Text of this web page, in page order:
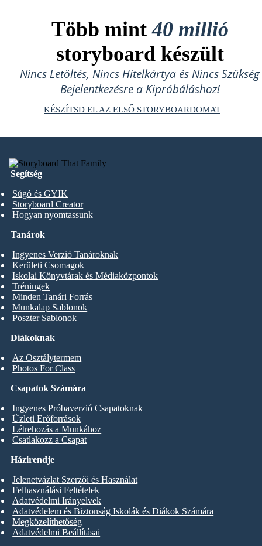
Több mint40 millió
storyboard készült
Nincs Letöltés, Nincs Hitelkártya és Nincs Szükség
Bejelentkezésre a Kipróbáláshoz!
KÉSZÍTSD EL AZ ELSŐ STORYBOARDOMAT
Segítség
Súgó és GYIK
Storyboard Creator
Hogyan nyomtassunk
Diákoknak
Az Osztálytermem
Photos For Class
Tanárok
Ingyenes Verzió Tanároknak
Kerületi Csomagok
Iskolai Könyvtárak és Médiaközpontok
Tréningek
Minden Tanári Forrás
Munkalap Sablonok
Poszter Sablonok
Csapatok Számára
Ingyenes Próbaverzió Csapatoknak
Üzleti Erőforrások
Létrehozás a Munkához
Csatlakozz a Csapat
Házirendje
Jelenetvázlat Szerzői és Használat
Felhasználási Feltételek
Adatvédelmi Irányelvek
Adatvédelem és Biztonság Iskolák és Diákok Számára
Megközelíthetőség
Adatvédelmi Beállításai